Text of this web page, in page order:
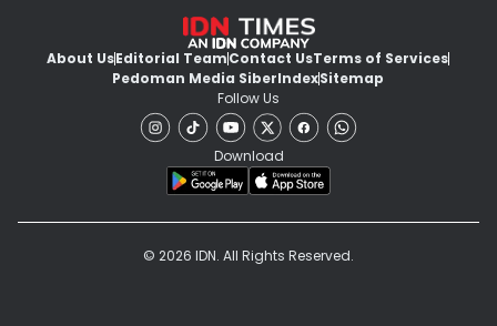
About UsEditorial TeamContact UsTerms of Services
Pedoman Media SiberIndexSitemap
Follow Us
Download
© 2026 IDN. All Rights Reserved.